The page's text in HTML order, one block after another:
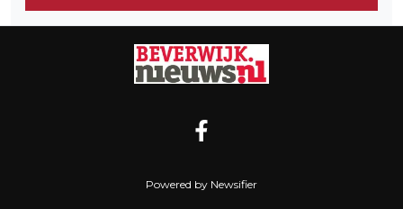
Powered by Newsifier